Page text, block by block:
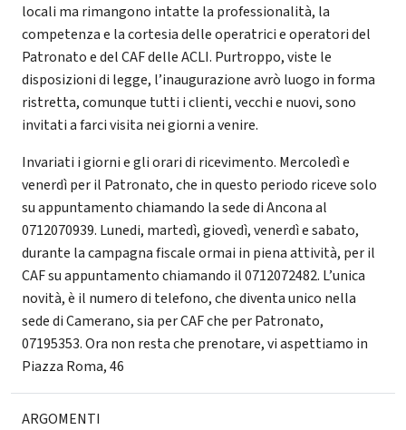
locali ma rimangono intatte la professionalità, la
competenza e la cortesia delle operatrici e operatori del
Patronato e del CAF delle ACLI. Purtroppo, viste le
disposizioni di legge, l’inaugurazione avrò luogo in forma
ristretta, comunque tutti i clienti, vecchi e nuovi, sono
invitati a farci visita nei giorni a venire.
Invariati i giorni e gli orari di ricevimento. Mercoledì e
venerdì per il Patronato, che in questo periodo riceve solo
su appuntamento chiamando la sede di Ancona al
0712070939. Lunedi, martedì, giovedì, venerdì e sabato,
durante la campagna fiscale ormai in piena attività, per il
CAF su appuntamento chiamando il 0712072482. L’unica
novità, è il numero di telefono, che diventa unico nella
sede di Camerano, sia per CAF che per Patronato,
07195353. Ora non resta che prenotare, vi aspettiamo in
Piazza Roma, 46
ARGOMENTI